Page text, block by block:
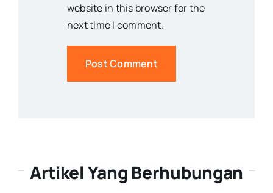
website in this browser for the
next time I comment.
Artikel Yang Berhubungan